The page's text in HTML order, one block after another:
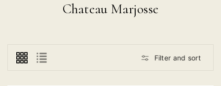
Chateau Marjosse
Filter and sort